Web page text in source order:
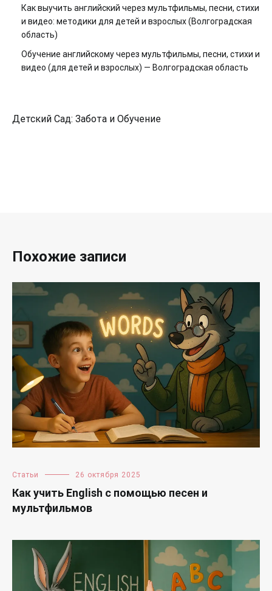
Как выучить английский через мультфильмы, песни, стихи
и видео: методики для детей и взрослых (Волгоградская
область)
Обучение английскому через мультфильмы, песни, стихи и
видео (для детей и взрослых) — Волгоградская область
Детский Сад: Забота и Обучение
Похожие записи
Статьи 26 октября 2025
Как учить English с помощью песен и
мультфильмов